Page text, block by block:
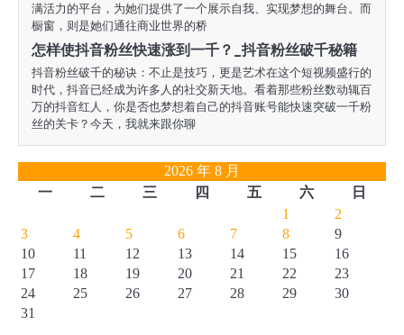
满活力的平台，为她们提供了一个展示自我、实现梦想的舞台。而
橱窗，则是她们通往商业世界的桥
怎样使抖音粉丝快速涨到一千？_抖音粉丝破千秘籍
抖音粉丝破千的秘诀：不止是技巧，更是艺术在这个短视频盛行的
时代，抖音已经成为许多人的社交新天地。看着那些粉丝数动辄百
万的抖音红人，你是否也梦想着自己的抖音账号能快速突破一千粉
丝的关卡？今天，我就来跟你聊
2026 年 8 月
一
二 三 四 五 六
日
1
2
3
4 5 6 7 8
9
10
11 12 13 14 15
16
17
18 19 20 21 22
23
24
25 26 27 28 29
30
31